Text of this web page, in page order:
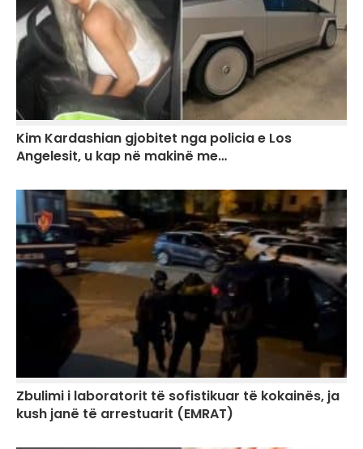
Kim Kardashian gjobitet nga policia e Los
Angelesit, u kap në makinë me…
Zbulimi i laboratorit të sofistikuar të kokainës, ja
kush janë të arrestuarit (EMRAT)